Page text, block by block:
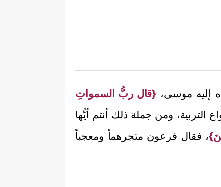
إليه موسى، {قال ربُّ السمواتِ
التربية، ومن جملة ذلك أنتم أيُّها
، فقال فرعون متجرهماً ومعجباً